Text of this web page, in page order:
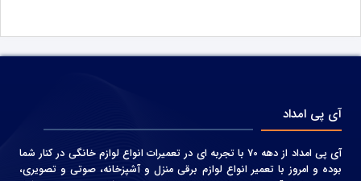
آی پی امداد
آی پی امداد از دهه 70 با تجربه ای در تعمیرات انواع لوازم خانگی در کنار شما
بوده و امروز با تعمیر انواع لوازم برقی منزل و آشپزخانه، صوتی و‌ تصویری،